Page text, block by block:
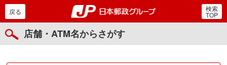
郵便局・日本郵政グルー
戻る 検索
TOP
店舗・ATM名からさがす